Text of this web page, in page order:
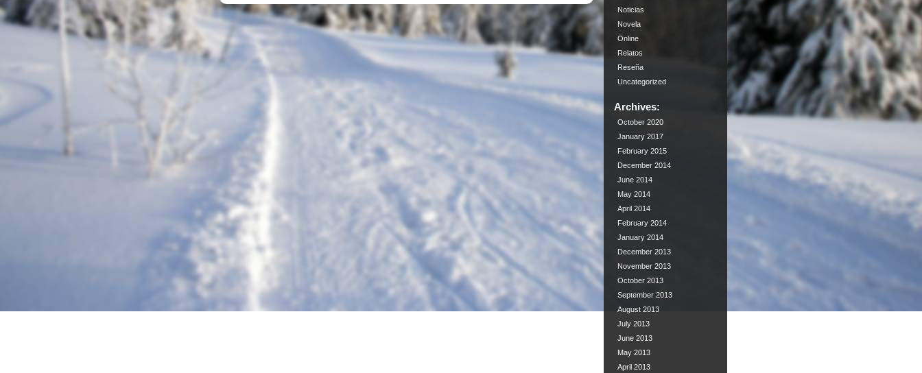
Noticias
Novela
Online
Relatos
Reseña
Uncategorized
Archives:
October 2020
January 2017
February 2015
December 2014
June 2014
May 2014
April 2014
February 2014
January 2014
December 2013
November 2013
October 2013
September 2013
August 2013
July 2013
June 2013
May 2013
April 2013